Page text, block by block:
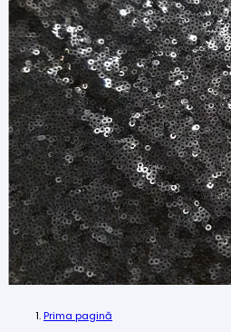
Prima pagină